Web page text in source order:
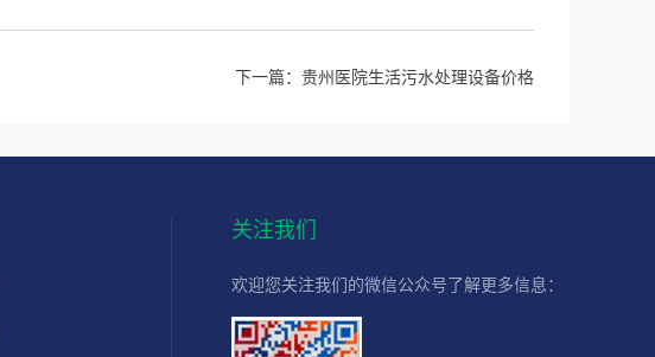
下一篇： 贵州医院生活污水处理设备价格
关注我们
欢迎您关注我们的微信公众号了解更多信息：